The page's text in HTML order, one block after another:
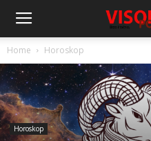
Home Horoskop
Horoskop